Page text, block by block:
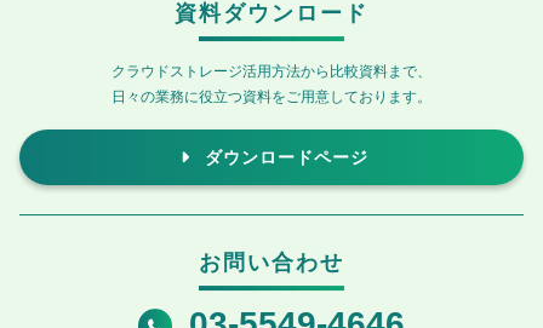
資料ダウンロード
クラウドストレージ活用方法から比較資料まで、
日々の業務に役立つ資料をご用意しております。
ダウンロードページ
お問い合わせ